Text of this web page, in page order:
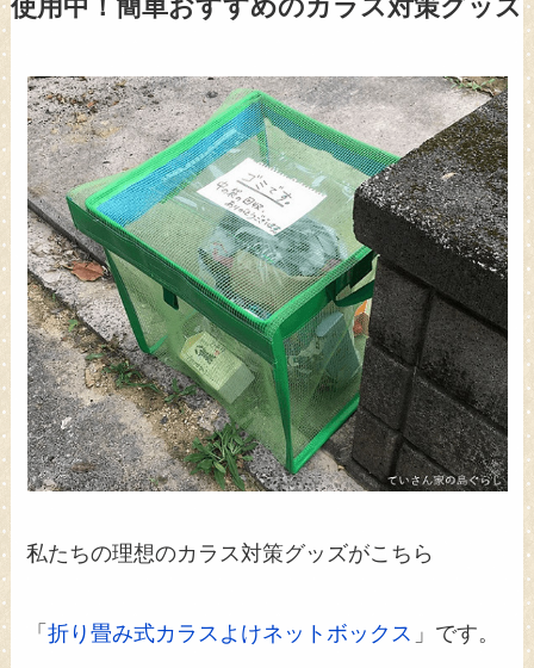
使用中！簡単おすすめのカラス対策グッズ
私たちの理想のカラス対策グッズがこちら
「折り畳み式カラスよけネットボックス 」です。